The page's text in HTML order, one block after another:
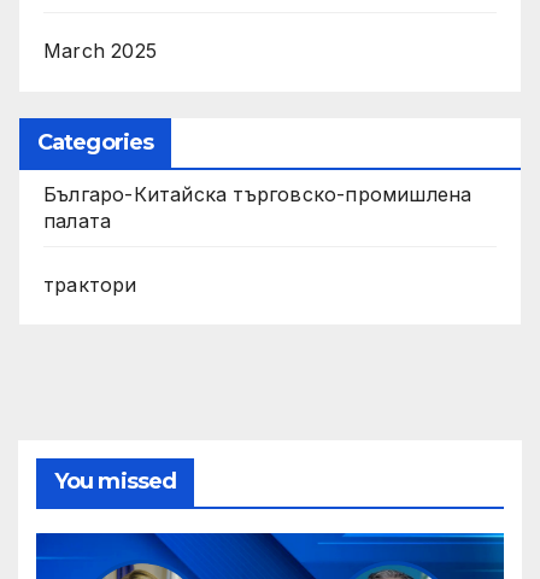
March 2025
Categories
Българо-Китайска търговско-промишлена
палата
трактори
You missed